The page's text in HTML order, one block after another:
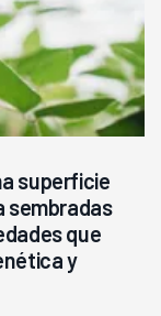
superficie
sembradas
que
y